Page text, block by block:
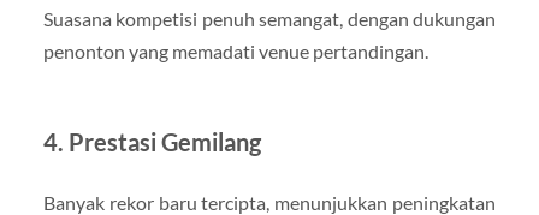
Suasana kompetisi penuh semangat, dengan dukungan
penonton yang memadati venue pertandingan.
4. Prestasi Gemilang
Banyak rekor baru tercipta, menunjukkan peningkatan